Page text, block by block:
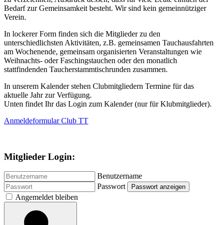
Bedarf zur Gemeinsamkeit besteht. Wir sind kein gemeinnütziger
Verein.
In lockerer Form finden sich die Mitglieder zu den
unterschiedlichsten Aktivitäten, z.B. gemeinsamen Tauchausfahrten
am Wochenende, gemeinsam organisierten Veranstaltungen wie
Weihnachts- oder Faschingstauchen oder den monatlich
stattfindenden Taucherstammtischrunden zusammen.
In unserem Kalender stehen Clubmitgliedern Termine für das
aktuelle Jahr zur Verfügung.
Unten findet Ihr das Login zum Kalender (nur für Klubmitglieder).
Anmeldeformular Club TT
Mitglieder Login:
Benutzername
Passwort
Passwort anzeigen
Angemeldet bleiben